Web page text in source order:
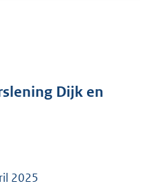
r
:
Dijk en
2025